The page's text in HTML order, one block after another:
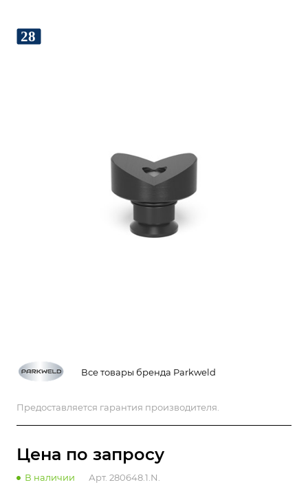
Все товары бренда Parkweld
Предоставляется гарантия производителя.
Цена по запросу
В наличии Арт. 280648.1.N.